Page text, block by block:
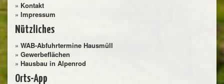
» Kontakt
» Impressum
Nützliches
» WAB-Abfuhrtermine Hausmüll
» Gewerbeflächen
» Hausbau in Alpenrod
Orts-App